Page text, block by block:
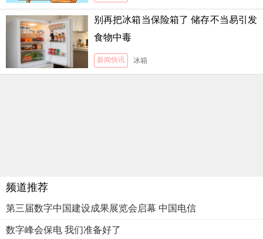
别再把冰箱当保险箱了 储存不当易引发
食物中毒
新闻快讯 冰箱
频道推荐
第三届数字中国建设成果展览会启幕 中国电信
数字峰会保电 我们准备好了